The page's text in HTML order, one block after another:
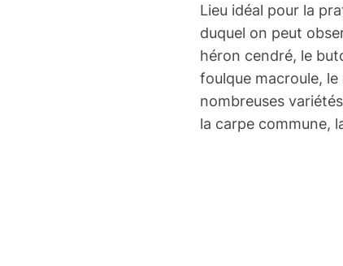
Lieu idéal pour la
duquel on peut
héron cendré, le
foulque macroule,
nombreuses
la carpe commune,